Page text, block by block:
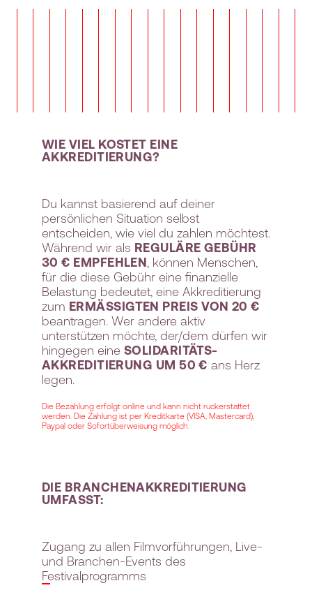
WIE VIEL KOSTET EINE
AKKREDITIERUNG?
Du kannst basierend auf deiner
persönlichen Situation selbst
entscheiden, wie viel du zahlen möchtest.
Während wir als REGULÄRE GEBÜHR
30 € EMPFEHLEN, können Menschen,
für die diese Gebühr eine finanzielle
Belastung bedeutet, eine Akkreditierung
zum ERMÄSSIGTEN PREIS VON 20 €
beantragen. Wer andere aktiv
unterstützen möchte, der/dem dürfen wir
hingegen eine SOLIDARITÄTS-
AKKREDITIERUNG UM 50 € ans Herz
legen.
Die Bezahlung erfolgt online und kann nicht rückerstattet
werden. Die Zahlung ist per Kreditkarte (VISA, Mastercard),
Paypal oder Sofortüberweisung möglich.
DIE BRANCHENAKKREDITIERUNG
UMFASST:
Zugang zu allen Filmvorführungen, Live-
und Branchen-Events des
Festivalprogramms